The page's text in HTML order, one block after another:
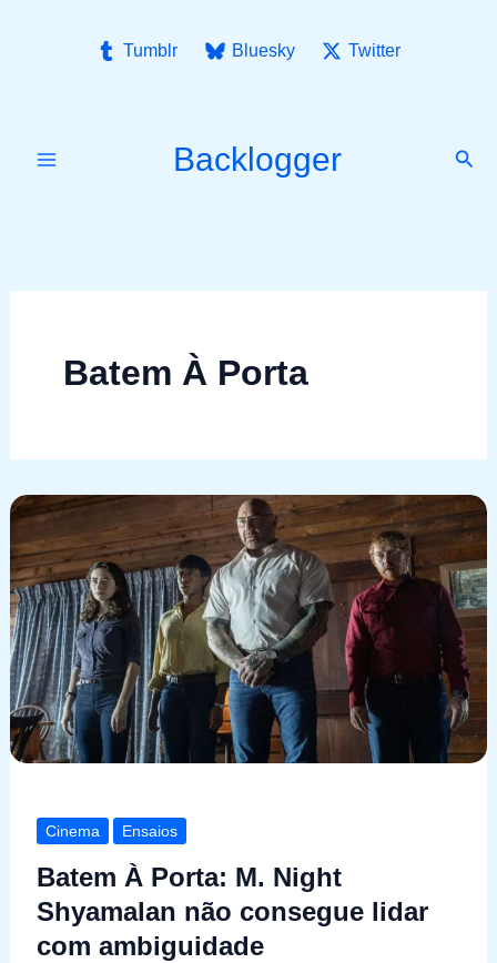
Tumblr Bluesky Twitter
Backlogger
Batem À Porta
Cinema Ensaios
Batem À Porta: M. Night
Shyamalan não consegue lidar
com ambiguidade